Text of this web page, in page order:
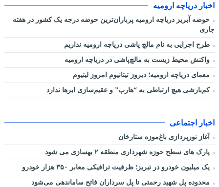
اخبار دریاچه ارومیه
حوضه آبریز دریاچه ارومیه پرباران‌ترین حوضه‌ درجه یک کشور در هفته
جاری
طرح اجرایی به نام مالچ پاشی دریاچه ارومیه نداریم
واکنش محیط زیست به مالچ‌پاشی در دریاچه ارومیه
معمای دریاچه ارومیه؛ دیروز تیتانیوم امروز لیتیوم
کم‌بارشی هیچ ارتباطی به “هارپ” و عقیم‌سازی ابرها ندارد
اخبار اجتماعی
آغاز نورپردازی باغ‌موزه ستارخان
پارک های سطح حوزه شهرداری منطقه ۲ بهسازی می شود
یک میلیون خودرو در تبریز؛ ظرفیت ترافیکی معابر ۳۵۰ هزار خودرو
محدوده پل شهید رحمتی تا پل سرداران فاتح ساماندهی می‌شود